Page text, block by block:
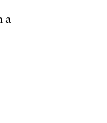
a